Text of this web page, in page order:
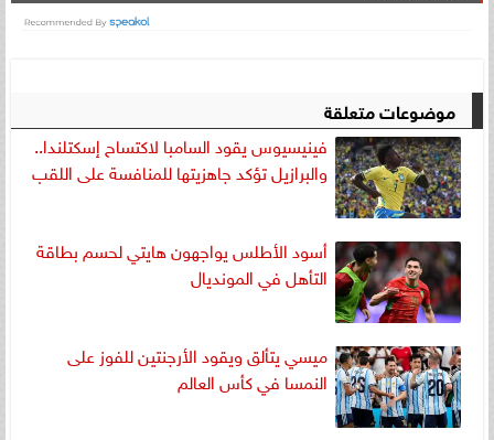
موضوعات متعلقة
فينيسيوس يقود السامبا لاكتساح إسكتلندا..
والبرازيل تؤكد جاهزيتها للمنافسة على اللقب
أسود الأطلس يواجهون هايتي لحسم بطاقة
التأهل في المونديال
ميسي يتألق ويقود الأرجنتين للفوز على
النمسا في كأس العالم